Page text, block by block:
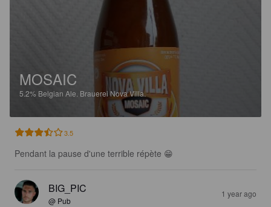
MOSAIC
5.2% Belgian Ale. Brauerei Nova Villa.
3.5
Pendant la pause d'une terrible répète 😁
BIG_PIC
@ Pub
1 year ago